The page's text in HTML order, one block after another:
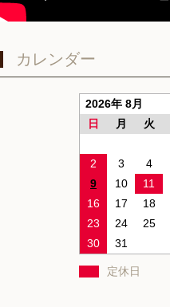
カレンダー
2026年 8月
日
月 火
2
3 4
9
10 11
16
17 18
23
24 25
30
31
定休日